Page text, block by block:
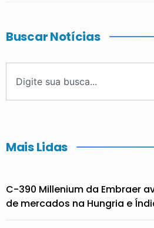
Buscar Notícias
Mais Lidas
C-390 Millenium da Embraer
de mercados na Hungria e